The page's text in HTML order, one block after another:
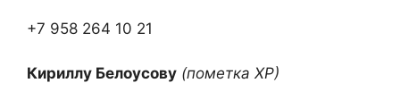
+7 958 264 10 21
Кириллу Белоусову (пометка ХР)